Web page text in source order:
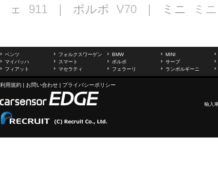
ェ 911 ｜ ボルボ V70 ｜ ミニ ミニ
ベンツ フォルクスワーゲン BMW
MINI
マイバッハ
スマート ボルボ
サーブ
フィアット
マセラティ フェラーリ ランボルギーニ
利用規約 | お問い合わせ | プライバシーポリシー
輸入